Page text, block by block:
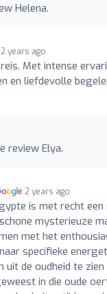
Helena.
2 years ago
Met intense
en liefdevolle
review Elya.
2 years ago
is met recht
mysterieuze
met het
specifieke
de oudheid te
in die oude